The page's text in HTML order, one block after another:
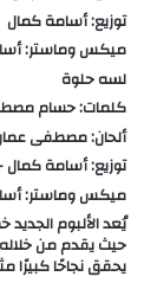
توزيع: أسامة كمال
ميكس وماستر:
لسه حلوة
كلمات: حسام
ألحان: مصطفى
توزيع: أسامة
ميكس وماستر:
يُعد الألبوم
حيث يقدم من خلاله
يحقق نجاحًا كبيرًا